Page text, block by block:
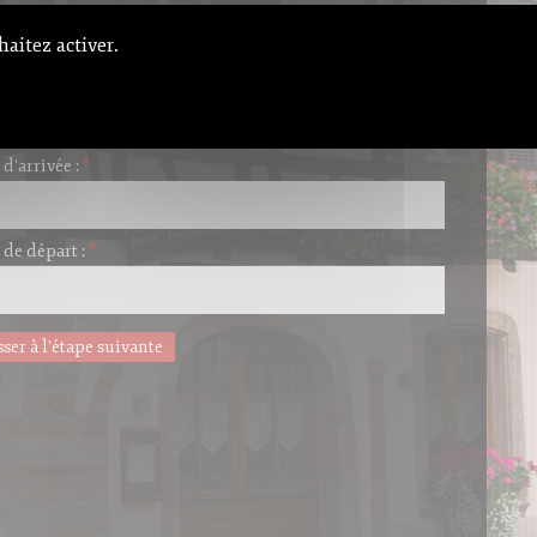
indiqués par un
d'arrivée : *
de départ : *
à l'étape suivante
activer.